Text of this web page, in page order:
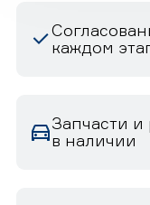
каждом
Запчасти
в наличии